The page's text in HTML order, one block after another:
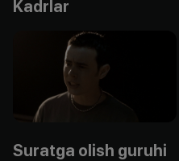
Kadrlar
Suratga olish guruhi